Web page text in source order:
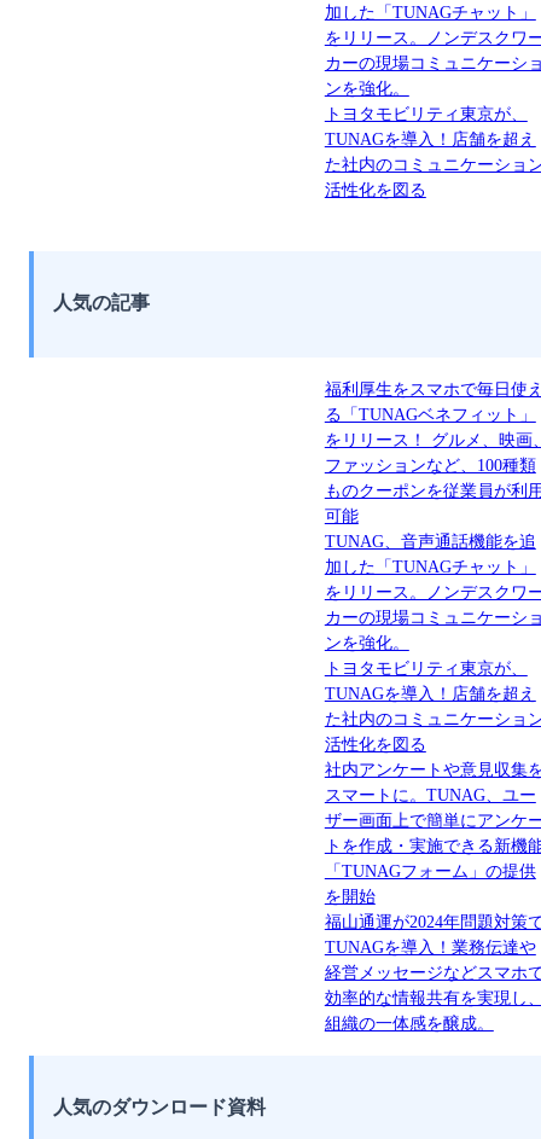
加した「TUNAGチャット」
をリリース。ノンデスクワ
カーの現場コミュニケーシ
ンを強化。
トヨタモビリティ東京が、
TUNAGを導入！店舗を超え
た社内のコミュニケーショ
活性化を図る
人気の記事
福利厚生をスマホで毎日使
る「TUNAGベネフィット」
をリリース！ グルメ、映画
ファッションなど、100種類
ものクーポンを従業員が利
可能
TUNAG、音声通話機能を追
加した「TUNAGチャット」
をリリース。ノンデスクワ
カーの現場コミュニケーシ
ンを強化。
トヨタモビリティ東京が、
TUNAGを導入！店舗を超え
た社内のコミュニケーショ
活性化を図る
社内アンケートや意見収集
スマートに。TUNAG、ユー
ザー画面上で簡単にアンケ
トを作成・実施できる新機
「TUNAGフォーム」の提供
を開始
福山通運が2024年問題対策
TUNAGを導入！業務伝達や
経営メッセージなどスマホ
効率的な情報共有を実現し
組織の一体感を醸成。
人気のダウンロード資料